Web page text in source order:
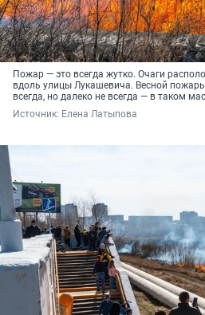
Пожар — это всегда жутко. Очаги
вдоль улицы Лукашевича. Весной
всегда, но далеко не всегда — в таком
Источник: Елена Латыпова